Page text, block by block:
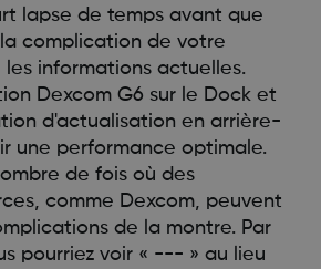
lapse de temps avant que
la complication de votre
les informations actuelles.
Dexcom G6 sur le Dock et
d'actualisation en arrière-
une performance optimale.
de fois où des
comme Dexcom, peuvent
de la montre. Par
pourriez voir « --- » au lieu